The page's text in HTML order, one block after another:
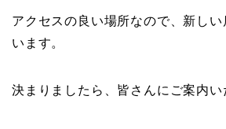
アクセスの良い場所なので、新し
います。
決まりましたら、皆さんにご案内い